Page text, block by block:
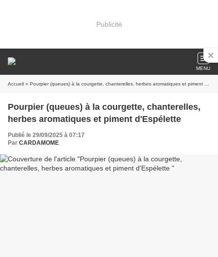
Publicité
MENU
Accueil » Pourpier (queues) à la courgette, chanterelles, herbes aromatiques et piment d'Espélette
Pourpier (queues) à la courgette, chanterelles,
herbes aromatiques et piment d'Espélette
Publié le 29/09/2025 à 07:17
Par CARDAMOME